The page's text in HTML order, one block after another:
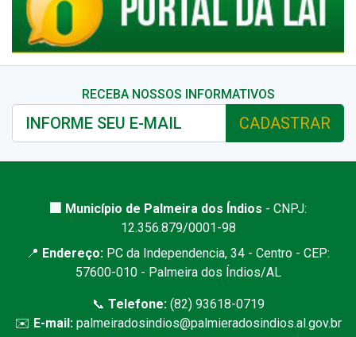
RECEBA NOSSOS INFORMATIVOS
CADASTRAR
🏢 Município de Palmeira dos Índios - CNPJ:
12.356.879/0001-98
📍 Endereço: PC da Independencia, 34 - Centro - CEP:
57600-010 - Palmeira dos Índios/AL
📞 Telefone:(82) 93618-0719
✉️ E-mail: palmeiradosindios@palmieradosindios.al.gov.br